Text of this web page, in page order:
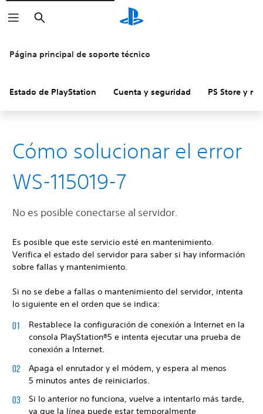
Buscar
Página principal de soporte técnico
Estado de PlayStation Cuenta y seguridad PS Store y
Cómo solucionar el error
WS-115019-7
No es posible conectarse al servidor.
Es posible que este servicio esté en mantenimiento.
Verifica el estado del servidor para saber si hay información
sobre fallas y mantenimiento.
Si no se debe a fallas o mantenimiento del servidor, intenta
lo siguiente en el orden que se indica:
Restablece la configuración de conexión a Internet en la
consola PlayStation®5 e intenta ejecutar una prueba de
conexión a Internet.
Apaga el enrutador y el módem, y espera al menos
5 minutos antes de reiniciarlos.
Si lo anterior no funciona, vuelve a intentarlo más tarde,
ya que la línea puede estar temporalmente